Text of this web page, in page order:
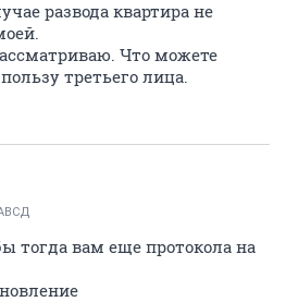
развода квартира не
Что можете
третьего лица.
тогда вам еще протокола на